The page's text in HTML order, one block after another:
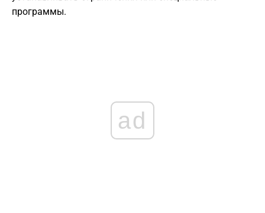
программы.
ad